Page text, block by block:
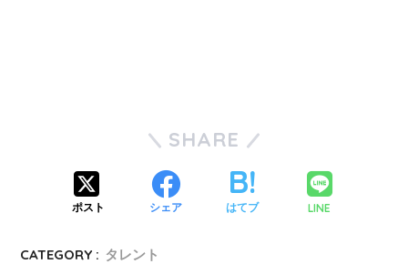
SHARE
ポスト シェア はてブ LINE
CATEGORY : タレント